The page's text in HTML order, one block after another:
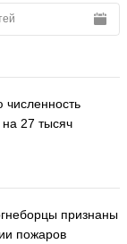
численность
27 тысяч
признаны
пожаров